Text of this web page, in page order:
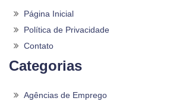
Página Inicial
Política de Privacidade
Contato
Categorias
Agências de Emprego